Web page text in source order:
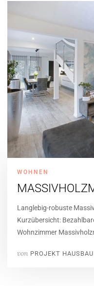
WOHNEN
Langlebig-robuste
Kurzübersicht:
Wohnzimmer
von PROJEKT HAUSBAU